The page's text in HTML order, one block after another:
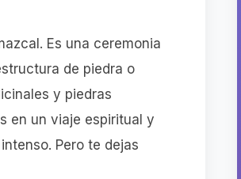
Es una ceremonia
de piedra o
y piedras
en un viaje espiritual y
Pero te dejas